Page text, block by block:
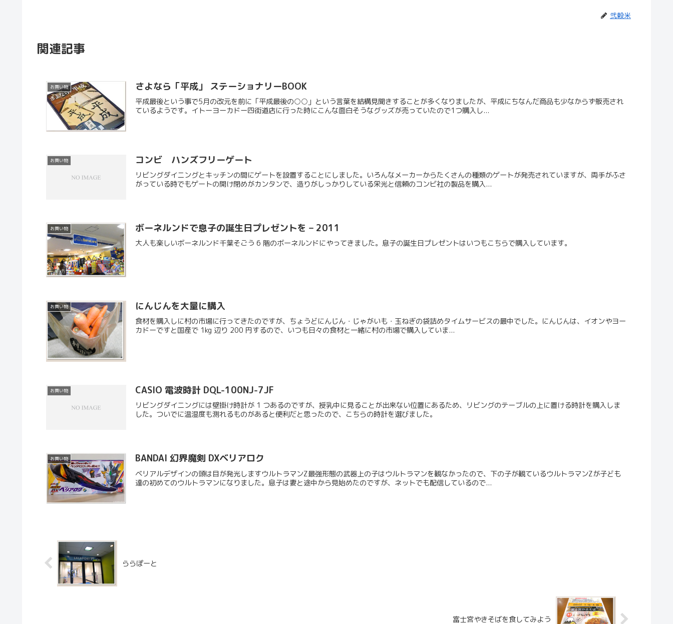
弐穀米
関連記事
お買い物 さよなら「平成」 ステーショナリーBOOK
平成最後という事で5月の改元を前に「平成最後の○○」という言葉を結構見聞きすることが多くなりましたが、平成にちなんだ商品も少なからず販売され
ているようです。イトーヨーカドー四街道店に行った時にこんな面白そうなグッズが売っていたので1つ購入し...
お買い物 コンビ ハンズフリーゲート
リビングダイニングとキッチンの間にゲートを設置することにしました。いろんなメーカーからたくさんの種類のゲートが発売されていますが、両手がふさ
がっている時でもゲートの開け閉めがカンタンで、造りがしっかりしている栄光と信頼のコンビ社の製品を購入...
お買い物 ボーネルンドで息子の誕生日プレゼントを – 2011
大人も楽しいボーネルンド千葉そごう 6 階のボーネルンドにやってきました。息子の誕生日プレゼントはいつもこちらで購入しています。
お買い物 にんじんを大量に購入
食材を購入しに村の市場に行ってきたのですが、ちょうどにんじん・じゃがいも・玉ねぎの袋詰めタイムサービスの最中でした。にんじんは、イオンやヨー
カドーですと国産で 1kg 辺り 200 円するので、いつも日々の食材と一緒に村の市場で購入していま...
お買い物 CASIO 電波時計 DQL-100NJ-7JF
リビングダイニングには壁掛け時計が 1 つあるのですが、授乳中に見ることが出来ない位置にあるため、リビングのテーブルの上に置ける時計を購入しま
した。ついでに温湿度も測れるものがあると便利だと思ったので、こちらの時計を選びました。
お買い物 BANDAI 幻界魔剣 DXベリアロク
ベリアルデザインの頭は目が発光しますウルトラマンZ最強形態の武器上の子はウルトラマンを観なかったので、下の子が観ているウルトラマンZが子ども
達の初めてのウルトラマンになりました。息子は妻と途中から見始めたのですが、ネットでも配信しているので...
ららぽーと
富士宮やきそばを食してみよう